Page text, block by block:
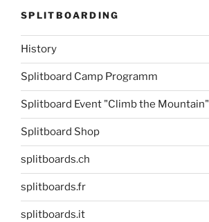
SPLITBOARDING
History
Splitboard Camp Programm
Splitboard Event "Climb the Mountain"
Splitboard Shop
splitboards.ch
splitboards.fr
splitboards.it